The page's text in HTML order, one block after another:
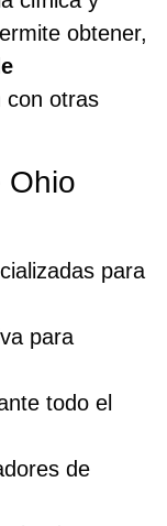
obtener,
con otras
Ohio
para
para
todo el
de